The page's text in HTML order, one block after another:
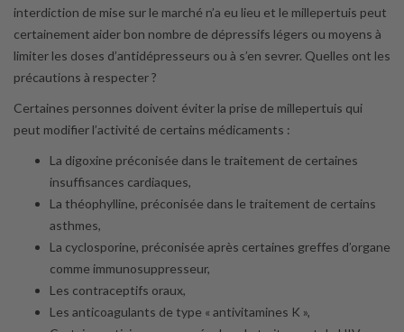
interdiction de mise sur le marché n’a eu lieu et le millepertuis peut
certainement aider bon nombre de dépressifs légers ou moyens à
limiter les doses d’antidépresseurs ou à s’en sevrer. Quelles ont les
précautions à respecter ?
Certaines personnes doivent éviter la prise de millepertuis qui
peut modifier l’activité de certains médicaments :
La digoxine préconisée dans le traitement de certaines
insuffisances cardiaques,
La théophylline, préconisée dans le traitement de certains
asthmes,
La cyclosporine, préconisée après certaines greffes d’organe
comme immunosuppresseur,
Les contraceptifs oraux,
Les anticoagulants de type « antivitamines K »,